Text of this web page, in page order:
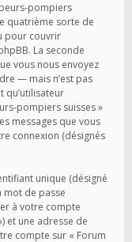
pompiers
quatrième sorte de
pour couvrir
La seconde
vous nous envoyez
— mais n’est pas
qu’utilisateur
pompiers suisses »
messages que vous
connexion (désignés
unique (désigné
mot de passe
à votre compte
et une adresse de
compte sur « Forum